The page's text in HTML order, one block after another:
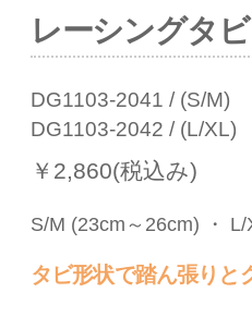
ー
レーシングタ
DG1103-2041 / (S/M)
DG1103-2042 / (L/XL)
￥2,860(税込み)
S/M (23cm～26cm) ・
タビ形状で踏ん張りと